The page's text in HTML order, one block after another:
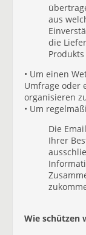
aus
die
• Um einen
Umfrage oder
organisieren
• Um
Die
Ihrer
Wie schützen